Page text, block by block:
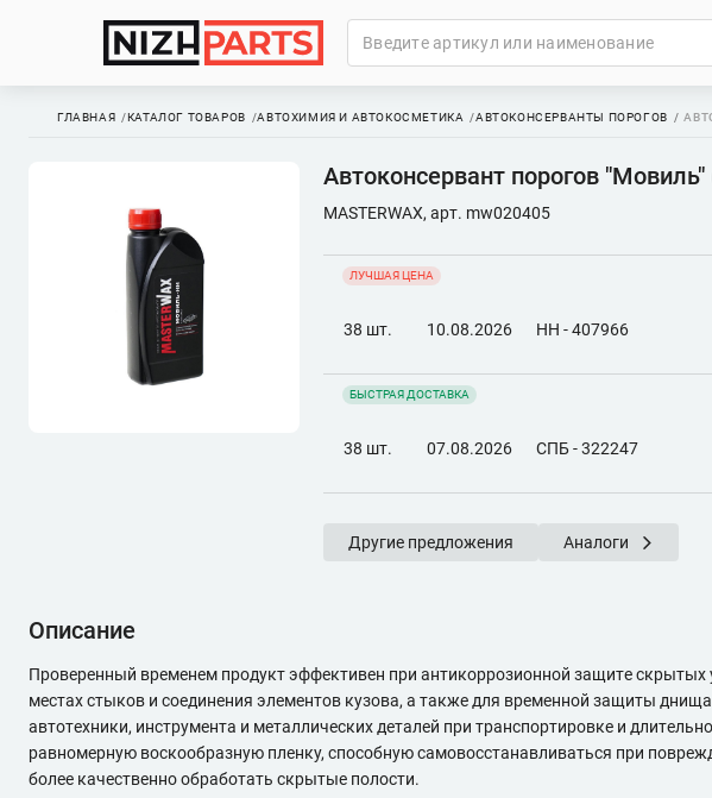
ГЛАВНАЯ КАТАЛОГ ТОВАРОВ АВТОХИМИЯ И АВТОКОСМЕТИКА АВТОКОНСЕРВАНТЫ ПОРОГОВ
Автоконсервант порогов
MASTERWAX, арт. mw020405
ЛУЧШАЯ ЦЕНА
38 шт. 10.08.2026 НН - 407966
БЫСТРАЯ ДОСТАВКА
38 шт. 07.08.2026 СПБ - 322247
Другие предложения Аналоги
Описание
Проверенный временем продукт эффективен при антикоррозионной защите
местах стыков и соединения элементов кузова, а также для временной защиты
автотехники, инструмента и металлических деталей при транспортировке и
равномерную воскообразную пленку, способную самовосстанавливаться при
более качественно обработать скрытые полости.